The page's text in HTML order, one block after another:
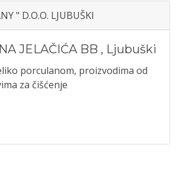
" D.O.O. LJUBUŠKI
JELAČIĆA BB , Ljubuški
porculanom, proizvodima od
za čišćenje